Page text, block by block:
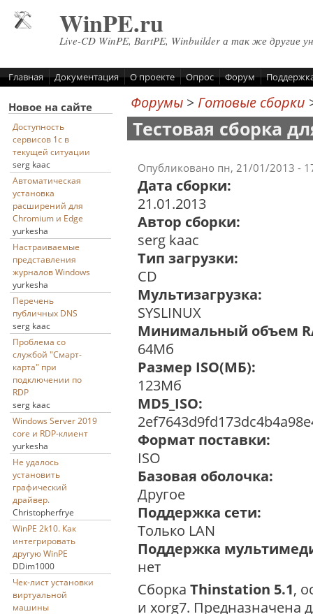
WinPE.ru
Live-CD WinPE, BartPE, Winbuilder а так же другие
Главная Документация О проекте Опрос Форум
Новое на сайте
Доступность
сервисов 1с в
текущей ситуации
serg kaac
Автоматическая
установка
расширений для
Chromium и Edge
yurkesha
Настраиваемые
представления
журналов Windows
yurkesha
Перечень
публичных DNS
serg kaac
Проблема со
службой "Смарт-
карта" при
подключении по
RDP
serg kaac
Windows Server 2019
core и RDP-клиент
yurkesha
Не удалось
установить
графический
драйвер.
Christopherfrye
WinPE 2k10. Как
интегрировать
другую WinPE
DDim1000
Чек-лист установки
виртуальной
машины
Форумы > Готовые сборки
Тестовая сборка
Опубликовано пн, 21/01/2013 -
Дата сборки:
21.01.2013
Автор сборки:
serg kaac
Тип загрузки:
CD
Мультизагрузка:
SYSLINUX
Минимальный объем
64Мб
Размер ISO(МБ):
123Мб
MD5_ISO:
Формат поставки:
ISO
Базовая оболочка:
Другое
Поддержка сети:
Только LAN
Поддержка
нет
СборкаThins­ta­ti­on 5.1,
и xorg7. Предназначена